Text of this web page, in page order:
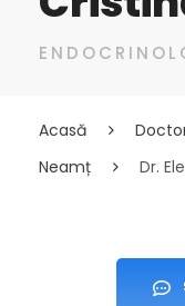
Acasă
Neamț
Dr.